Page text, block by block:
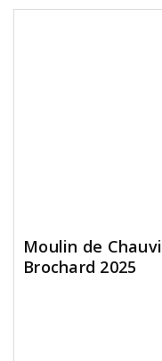
Moulin de
Brochard 2025